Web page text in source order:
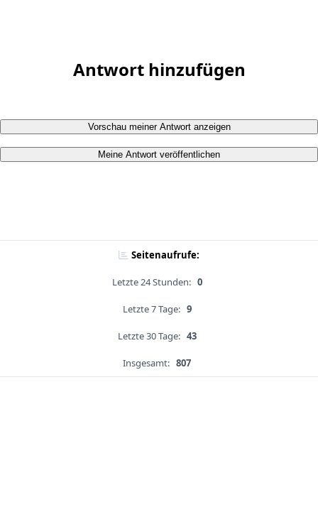
Antwort hinzufügen
Vorschau meiner Antwort anzeigen
Meine Antwort veröffentlichen
Seitenaufrufe:
Letzte 24 Stunden: 0
Letzte 7 Tage: 9
Letzte 30 Tage: 43
Insgesamt: 807